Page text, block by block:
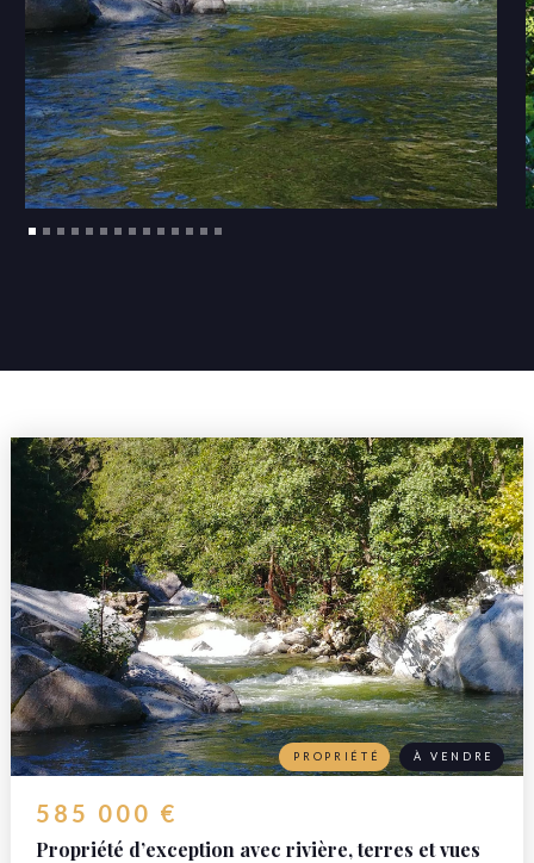
PROPRIÉTÉ À VENDRE
585 000 €
Propriété d’exception avec rivière, terres et vues